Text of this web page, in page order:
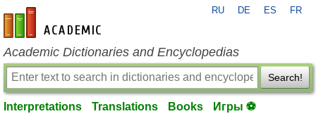
en-academic.com
RU DE ES FR
Academic Dictionaries and Encyclopedias
Search!
Interpretations Translations Books Игры ⚽